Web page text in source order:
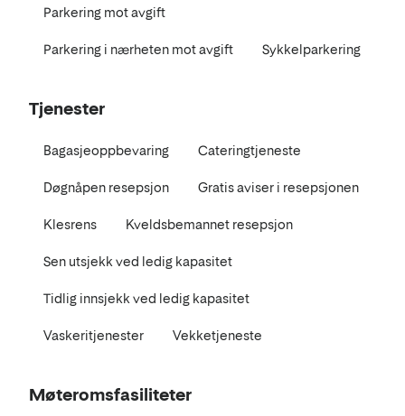
Parkering mot avgift
Parkering i nærheten mot avgift Sykkelparkering
Tjenester
Bagasjeoppbevaring Cateringtjeneste
Døgnåpen resepsjon Gratis aviser i resepsjonen
Klesrens Kveldsbemannet resepsjon
Sen utsjekk ved ledig kapasitet
Tidlig innsjekk ved ledig kapasitet
Vaskeritjenester Vekketjeneste
Møteromsfasiliteter